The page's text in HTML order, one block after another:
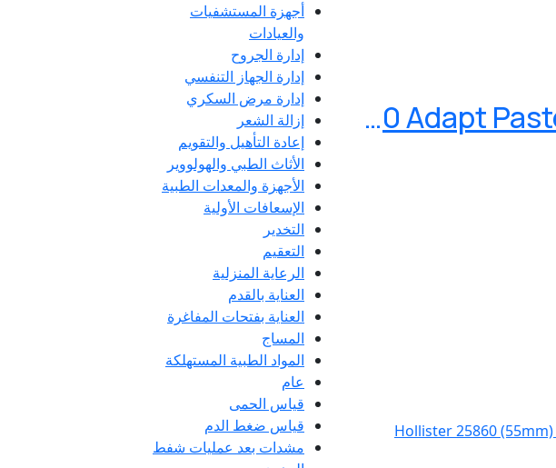
معجون هوليستر أدابت لتثبيت المغافرة Hollister 79300 Adapt Paste 60 Gm
أجهزة المستشفيات
والعيادات
إدارة الجروح
إدارة الجهاز التنفسي
إدارة مرض السكري
إزالة الشعر
إعادة التأهيل والتقويم
الأثاث الطبي والهولووير
الأجهزة والمعدات الطبية
الإسعافات الأولية
التخدير
التعقيم
الرعاية المنزلية
العناية بالقدم
العناية بفتحات المفاغرة
المساج
المواد الطبية المستهلكة
عام
قياس الحمى
قياس ضغط الدم
مشدات بعد عمليات شفط